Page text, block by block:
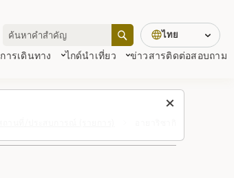
การเดินทาง ไกด์นำเที่ยว ข่าวสารติดต่อสอบถาม
ไทย